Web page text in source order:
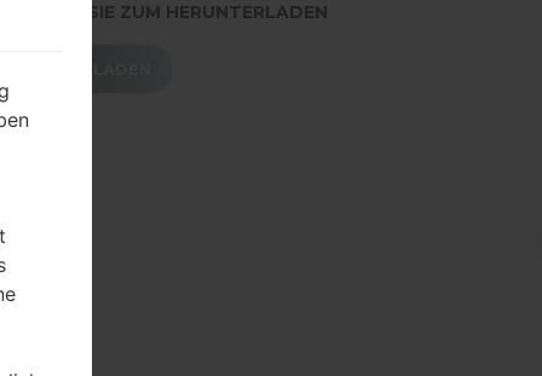
SIE ZUM HERUNTERLADEN